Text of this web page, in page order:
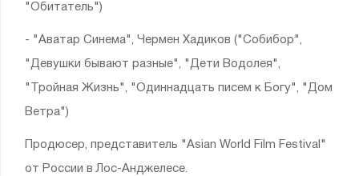
"Обитатель")
- "Аватар Синема", Чермен Хадиков ("Собибор",
"Девушки бывают разные", "Дети Водолея",
"Тройная Жизнь", "Одиннадцать писем к Богу", "Дом
Ветра")
Продюсер, представитель "Asian World Film Festival"
от России в Лос-Анджелесе.